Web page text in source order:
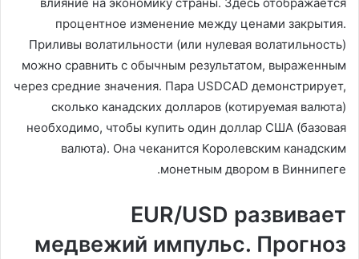
процентное изменение между ценами закрытия.
Приливы волатильности (или нулевая волатильность)
можно сравнить с обычным результатом, выраженным
через средние значения. Пара USDCAD демонстрирует,
сколько канадских долларов (котируемая валюта)
необходимо, чтобы купить один доллар США (базовая
валюта). Она чеканится Королевским канадским
монетным двором в Виннипеге.
EUR/USD развивает
медвежий импульс. Прогноз